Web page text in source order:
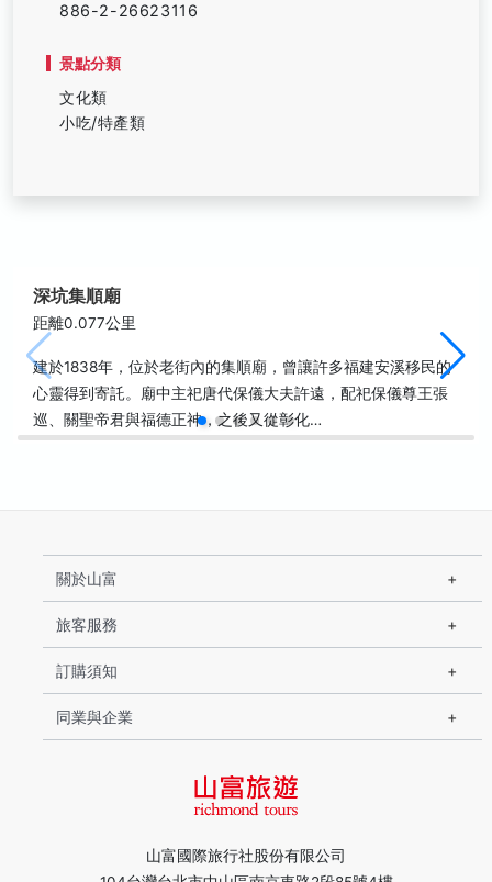
886-2-26623116
景點分類
文化類
小吃/特產類
深坑集順廟
距離0.077公里
建於1838年，位於老街內的集順廟，曾讓許多福建安溪移民的
心靈得到寄託。廟中主祀唐代保儀大夫許遠，配祀保儀尊王張
巡、關聖帝君與福德正神，之後又從彰化…
山富國際旅行社股份有限公司
關於山富
旅客服務
訂購須知
同業與企業